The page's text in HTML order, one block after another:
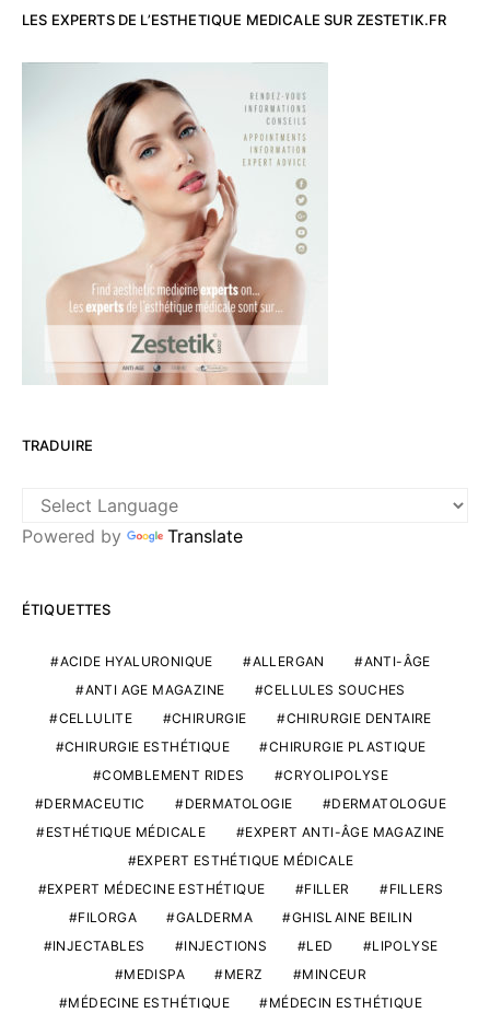
LES EXPERTS DE L’ESTHETIQUE MEDICALE SUR ZESTETIK.FR
TRADUIRE
Powered by Translate
ÉTIQUETTES
ACIDE HYALURONIQUE ALLERGAN
ANTI-ÂGE
ANTI AGE MAGAZINE
CELLULES SOUCHES
CELLULITE
CHIRURGIE
CHIRURGIE DENTAIRE
CHIRURGIE ESTHÉTIQUE
CHIRURGIE PLASTIQUE
COMBLEMENT RIDES
CRYOLIPOLYSE
DERMACEUTIC
DERMATOLOGIE
DERMATOLOGUE
ESTHÉTIQUE MÉDICALE
EXPERT ANTI-ÂGE MAGAZINE
EXPERT ESTHÉTIQUE MÉDICALE
EXPERT MÉDECINE ESTHÉTIQUE
FILLER
FILLERS
FILORGA
GALDERMA
GHISLAINE BEILIN
INJECTABLES
INJECTIONS LED
LIPOLYSE
MEDISPA
MERZ
MINCEUR
MÉDECINE ESTHÉTIQUE
MÉDECIN ESTHÉTIQUE